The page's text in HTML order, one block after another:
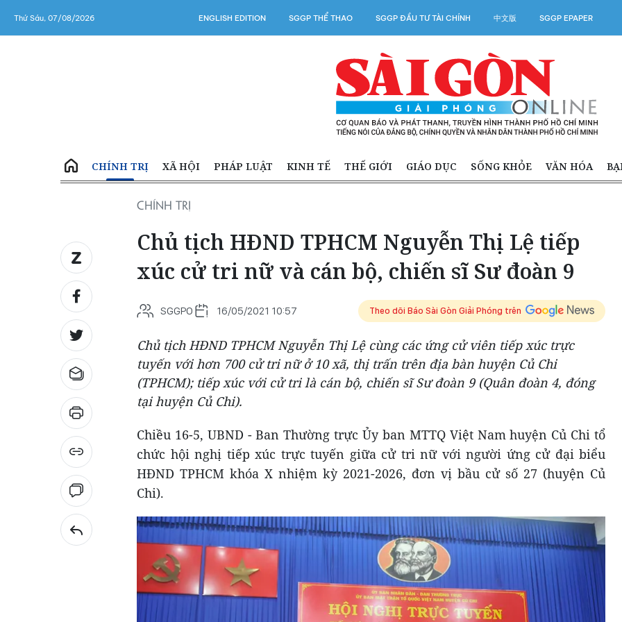
Thứ Sáu, 07/08/2026 ENGLISH EDITION SGGP THỂ THAO SGGP ĐẦU TƯ TÀI CHÍNH 中文版 SGGP EPAPER
CHÍNH TRỊ XÃ HỘI PHÁP LUẬT KINH TẾ THẾ GIỚI GIÁO DỤC SỐNG KHỎE VĂN HÓA
CHÍNH TRỊ
Chủ tịch HĐND TPHCM Nguyễn Thị Lệ tiếp
xúc cử tri nữ và cán bộ, chiến sĩ Sư đoàn 9
SGGPO 16/05/2021 10:57 Theo dõi Báo Sài Gòn Giải Phóng trên
Chủ tịch HĐND TPHCM Nguyễn Thị Lệ cùng các ứng cử viên tiếp xúc trực
tuyến với hơn 700 cử tri nữ ở 10 xã, thị trấn trên địa bàn huyện Củ Chi
(TPHCM); tiếp xúc với cử tri là cán bộ, chiến sĩ Sư đoàn 9 (Quân đoàn 4, đóng
tại huyện Củ Chi).
Chiều 16-5, UBND - Ban Thường trực Ủy ban MTTQ Việt Nam huyện Củ Chi tổ
chức hội nghị tiếp xúc trực tuyến giữa cử tri nữ với người ứng cử đại biểu
HĐND TPHCM khóa X nhiệm kỳ 2021-2026, đơn vị bầu cử số 27 (huyện Củ
Chi).